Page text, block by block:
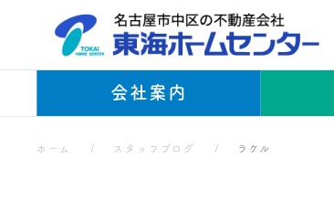
Skip to main content
会社案内
ホーム スタッフブログ ラケル